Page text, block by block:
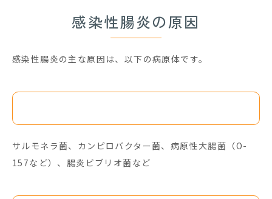
感染性腸炎の原因
感染性腸炎の主な原因は、以下の病原体です。
サルモネラ菌、カンピロバクター菌、病原性大腸菌（O-
157など）、腸炎ビブリオ菌など